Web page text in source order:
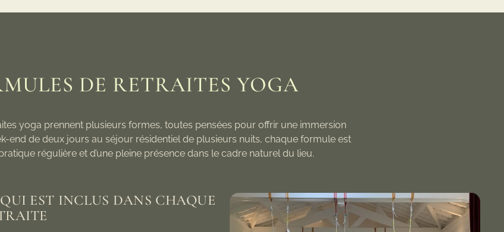
DE RETRAITES YOGA
yoga prennent plusieurs formes, toutes pensées pour offrir une immersion
end de deux jours au séjour résidentiel de plusieurs nuits, chaque formule est
régulière et d’une pleine présence dans le cadre naturel du lieu.
EST INCLUS DANS CHAQUE